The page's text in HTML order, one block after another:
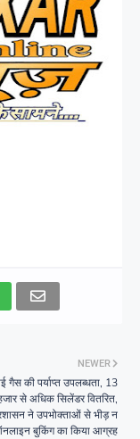
NEWER
गैस की पर्याप्त उपलब्धता, 13
से अधिक सिलेंडर वितरित,
ने उपभोक्ताओं से भीड़ न
बुकिंग का किया आग्रह